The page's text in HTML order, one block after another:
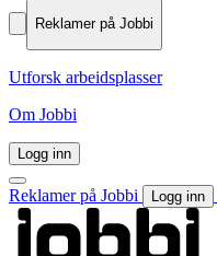
Reklamer på Jobbi
Utforsk arbeidsplasser
Om Jobbi
Logg inn
Reklamer på Jobbi Logg inn